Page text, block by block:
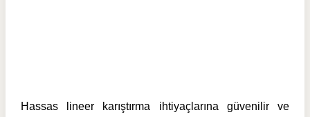
Hassas lineer karıştırma ihtiyaçlarına güvenilir ve